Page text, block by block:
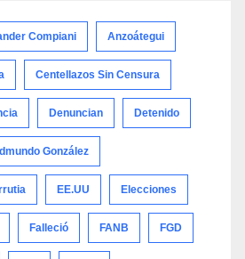
Compiani Anzoátegui
Centellazos Sin Censura
Denuncian Detenido
González
EE.UU Elecciones
Falleció FANB FGD